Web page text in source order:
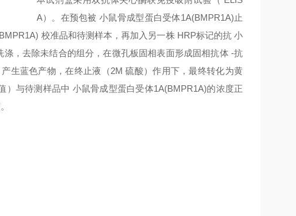
A）。在预包被 小鼠骨成型蛋白受体1A(BMPR1A) 止
校准品和待测样本，再加入另一株 HRP标记的抗 小
涤，去除未结合的组分，在微孔板固相表面形成固相抗体 -抗
生蓝色产物，在终止液（2M 硫酸）作用下，最终转化为黄
）与待测样品中 小鼠骨成型蛋白受体1A(BMPR1A)的浓度正